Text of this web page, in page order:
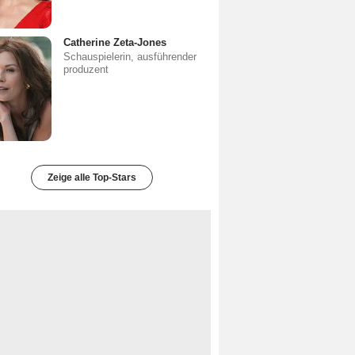
Catherine Zeta-Jones
Schauspielerin, ausführender
produzent
Zeige alle Top-Stars